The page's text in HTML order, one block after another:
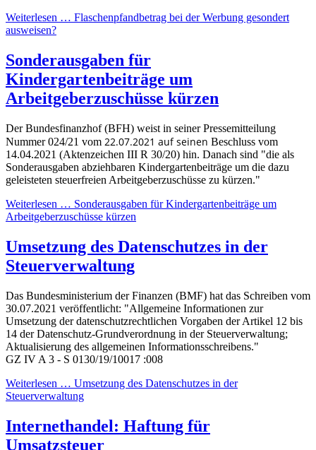
Weiterlesen … Flaschenpfandbetrag bei der Werbung gesondert
ausweisen?
Sonderausgaben für
Kindergartenbeiträge um
Arbeitgeberzuschüsse kürzen
Der Bundesfinanzhof (BFH) weist in seiner Pressemitteilung
Nummer 024/21 vom 22.07.2021 auf seinen Beschluss vom
14.04.2021 (Aktenzeichen III R 30/20) hin. Danach sind "die als
Sonderausgaben abziehbaren Kindergartenbeiträge um die dazu
geleisteten steuerfreien Arbeitgeberzuschüsse zu kürzen."
Weiterlesen … Sonderausgaben für Kindergartenbeiträge um
Arbeitgeberzuschüsse kürzen
Umsetzung des Datenschutzes in der
Steuerverwaltung
Das Bundesministerium der Finanzen (BMF) hat das Schreiben vom
30.07.2021 veröffentlicht: "Allgemeine Informationen zur
Umsetzung der datenschutzrechtlichen Vorgaben der Artikel 12 bis
14 der Datenschutz-Grundverordnung in der Steuerverwaltung;
Aktualisierung des allgemeinen Informationsschreibens."
GZ IV A 3 - S 0130/19/10017 :008
Weiterlesen … Umsetzung des Datenschutzes in der
Steuerverwaltung
Internethandel: Haftung für
Umsatzsteuer